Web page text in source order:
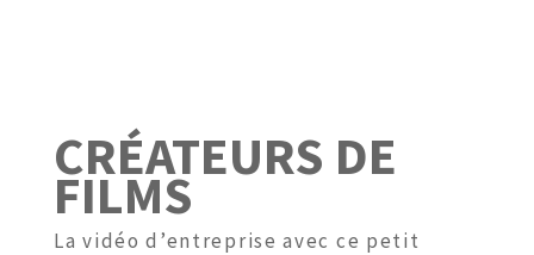
CRÉATEURS DE
FILMS
La vidéo d’entreprise avec ce petit